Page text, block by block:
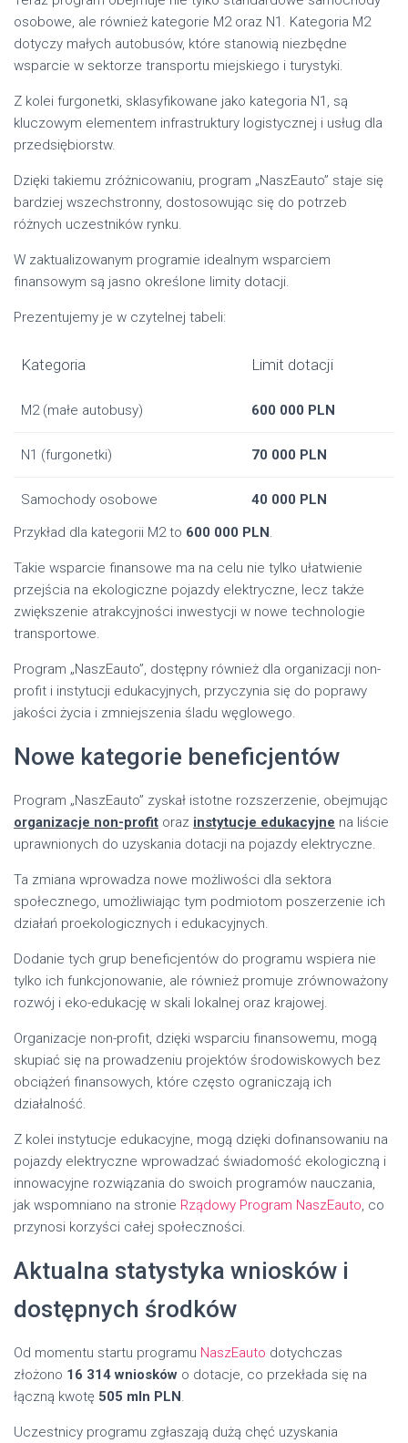
osobowe, ale również kategorie M2 oraz N1. Kategoria M2
dotyczy małych autobusów, które stanowią niezbędne
wsparcie w sektorze transportu miejskiego i turystyki.
Z kolei furgonetki, sklasyfikowane jako kategoria N1, są
kluczowym elementem infrastruktury logistycznej i usług dla
przedsiębiorstw.
Dzięki takiemu zróżnicowaniu, program „NaszEauto” staje się
bardziej wszechstronny, dostosowując się do potrzeb
różnych uczestników rynku.
W zaktualizowanym programie idealnym wsparciem
finansowym są jasno określone limity dotacji.
Prezentujemy je w czytelnej tabeli:
Kategoria Limit dotacji
M2 (małe autobusy) 600 000 PLN
N1 (furgonetki) 70 000 PLN
Samochody osobowe
40 000 PLN
Przykład dla kategorii M2 to 600 000 PLN.
Takie wsparcie finansowe ma na celu nie tylko ułatwienie
przejścia na ekologiczne pojazdy elektryczne, lecz także
zwiększenie atrakcyjności inwestycji w nowe technologie
transportowe.
Program „NaszEauto”, dostępny również dla organizacji non-
profit i instytucji edukacyjnych, przyczynia się do poprawy
jakości życia i zmniejszenia śladu węglowego.
Nowe kategorie beneficjentów
Program „NaszEauto” zyskał istotne rozszerzenie, obejmując
organizacje non-profit oraz instytucje edukacyjne na liście
uprawnionych do uzyskania dotacji na pojazdy elektryczne.
Ta zmiana wprowadza nowe możliwości dla sektora
społecznego, umożliwiając tym podmiotom poszerzenie ich
działań proekologicznych i edukacyjnych.
Dodanie tych grup beneficjentów do programu wspiera nie
tylko ich funkcjonowanie, ale również promuje zrównoważony
rozwój i eko-edukację w skali lokalnej oraz krajowej.
Organizacje non-profit, dzięki wsparciu finansowemu, mogą
skupiać się na prowadzeniu projektów środowiskowych bez
obciążeń finansowych, które często ograniczają ich
działalność.
Z kolei instytucje edukacyjne, mogą dzięki dofinansowaniu na
pojazdy elektryczne wprowadzać świadomość ekologiczną i
innowacyjne rozwiązania do swoich programów nauczania,
jak wspomniano na stronie Rządowy Program NaszEauto, co
przynosi korzyści całej społeczności.
Aktualna statystyka wniosków i
dostępnych środków
Od momentu startu programu NaszEauto dotychczas
złożono 16 314 wniosków o dotacje, co przekłada się na
łączną kwotę 505 mln PLN.
Uczestnicy programu zgłaszają dużą chęć uzyskania